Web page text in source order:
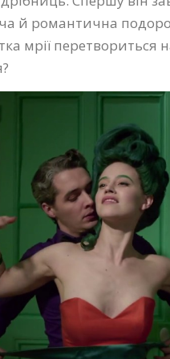
й романтична
мрії